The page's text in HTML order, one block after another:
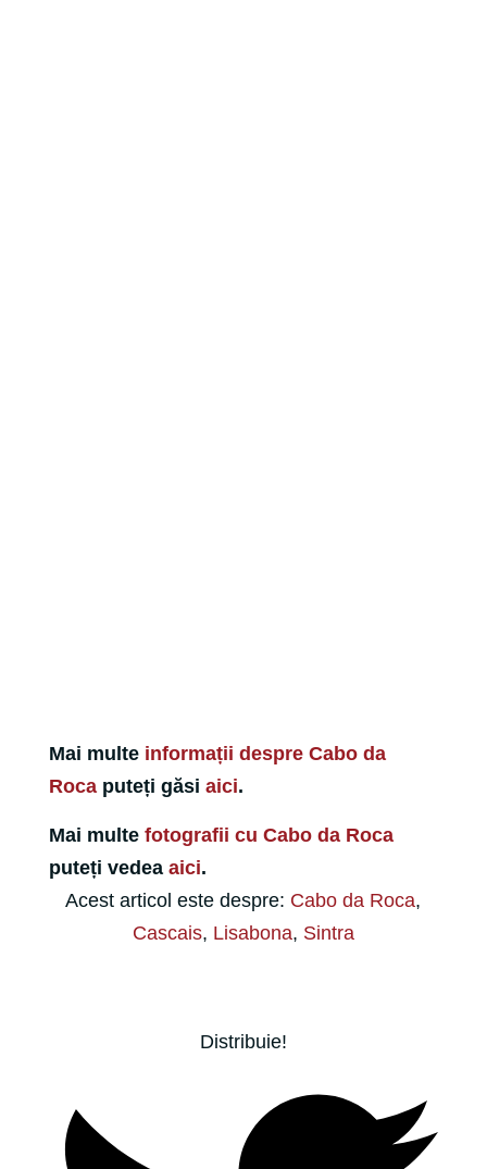
Mai multe informații despre Cabo da
Rocaputeți găsi aici.
Mai multe fotografii cu Cabo da Roca
puteți vedea aici.
Acest articol este despre: Cabo da Roca,
Cascais, Lisabona, Sintra
Distribuie!